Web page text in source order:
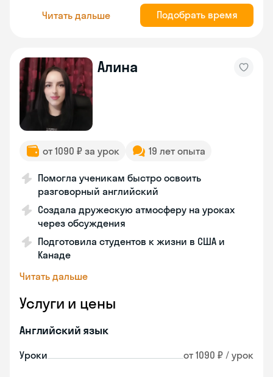
Читать дальше Подобрать время
Алина
от 1090 ₽ за урок 19 лет опыта
Помогла ученикам быстро освоить
разговорный английский
Создала дружескую атмосферу на уроках
через обсуждения
Подготовила студентов к жизни в США и
Канаде
Читать дальше
Услуги и цены
Английский язык
Уроки от 1090 ₽ / урок